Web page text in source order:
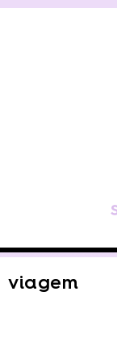
viagem